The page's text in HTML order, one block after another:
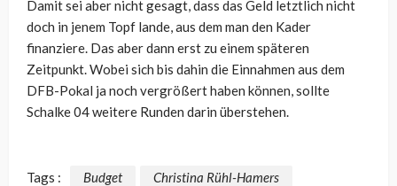
Damit sei aber nicht gesagt, dass das Geld letztlich nicht
doch in jenem Topf lande, aus dem man den Kader
finanziere. Das aber dann erst zu einem späteren
Zeitpunkt. Wobei sich bis dahin die Einnahmen aus dem
DFB-Pokal ja noch vergrößert haben können, sollte
Schalke 04 weitere Runden darin überstehen.
Tags : Budget
Christina Rühl-Hamers